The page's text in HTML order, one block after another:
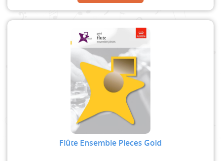
Flûte Ensemble Pieces Gold